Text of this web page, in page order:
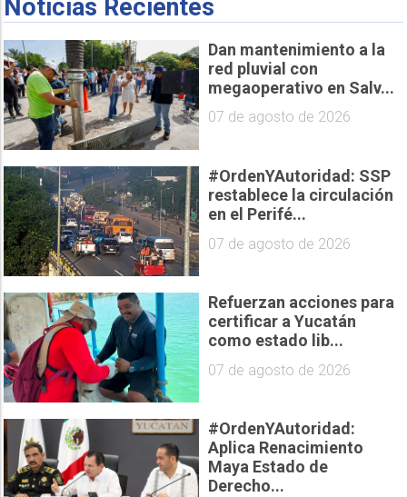
Noticias Recientes
Dan mantenimiento a la
red pluvial con
megaoperativo en Salv...
07 de agosto de 2026
#OrdenYAutoridad: SSP
restablece la circulación
en el Perifé...
07 de agosto de 2026
Refuerzan acciones para
certificar a Yucatán
como estado lib...
07 de agosto de 2026
#OrdenYAutoridad:
Aplica Renacimiento
Maya Estado de
Derecho...